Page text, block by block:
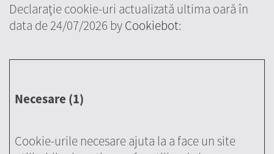
Declaraţie cookie-uri actualizată ultima oară în
data de 24/07/2026 byCookiebot:
Necesare (1)
Cookie-urile necesare ajuta la a face un site